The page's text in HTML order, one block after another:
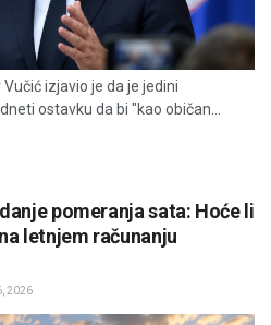
izjavio je da je jedini
ostavku da bi "kao običan...
pomeranja sata: Hoće li
letnjem računanju
2026